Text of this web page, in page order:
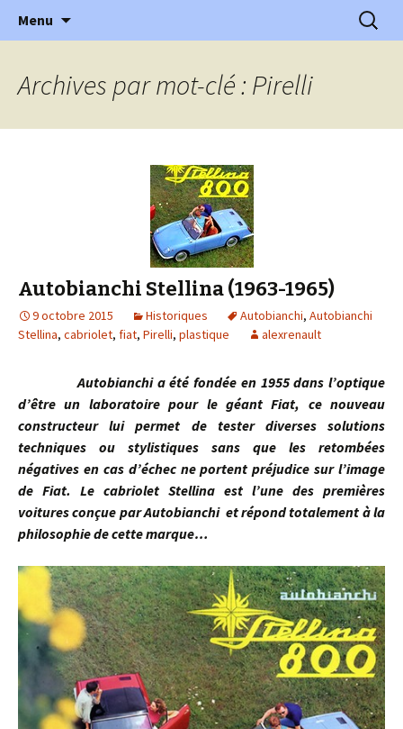
l'Automobile Ancienne
l'automobile ancienne : articles, historiques
…
Menu
Archives par mot-clé : Pirelli
Autobianchi Stellina (1963-1965)
9 octobre 2015 Historiques Autobianchi, Autobianchi
Stellina, cabriolet, fiat, Pirelli, plastique alexrenault
Autobianchi a été fondée en 1955 dans l’optique
d’être un laboratoire pour le géant Fiat, ce nouveau
constructeur lui permet de tester diverses solutions
techniques ou stylistiques sans que les retombées
négatives en cas d’échec ne portent préjudice sur l’image
de Fiat. Le cabriolet Stellina est l’une des premières
voitures conçue par Autobianchi et répond totalement à la
philosophie de cette marque…